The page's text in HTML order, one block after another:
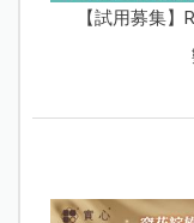
【試用募集】